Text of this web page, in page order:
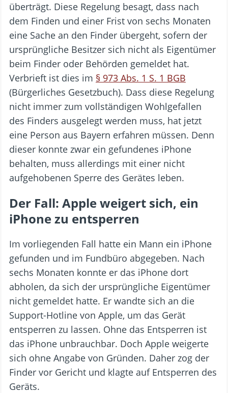
überträgt. Diese Regelung besagt, dass nach
dem Finden und einer Frist von sechs Monaten
eine Sache an den Finder übergeht, sofern der
ursprüngliche Besitzer sich nicht als Eigentümer
beim Finder oder Behörden gemeldet hat.
Verbrieft ist dies im § 973 Abs. 1 S. 1 BGB
(Bürgerliches Gesetzbuch). Dass diese Regelung
nicht immer zum vollständigen Wohlgefallen
des Finders ausgelegt werden muss, hat jetzt
eine Person aus Bayern erfahren müssen. Denn
dieser konnte zwar ein gefundenes iPhone
behalten, muss allerdings mit einer nicht
aufgehobenen Sperre des Gerätes leben.
Der Fall: Apple weigert sich, ein
iPhone zu entsperren
Im vorliegenden Fall hatte ein Mann ein iPhone
gefunden und im Fundbüro abgegeben. Nach
sechs Monaten konnte er das iPhone dort
abholen, da sich der ursprüngliche Eigentümer
nicht gemeldet hatte. Er wandte sich an die
Support-Hotline von Apple, um das Gerät
entsperren zu lassen. Ohne das Entsperren ist
das iPhone unbrauchbar. Doch Apple weigerte
sich ohne Angabe von Gründen. Daher zog der
Finder vor Gericht und klagte auf Entsperren des
Geräts.